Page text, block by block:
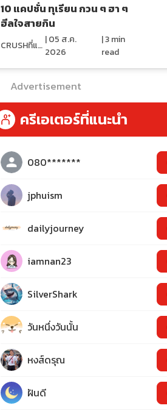
10 แคปชั่น ทุเรียน กวน ๆ ฮา ๆ
ฮีลใจสายกิน
CRUSHที่แปลว่าแอบชอบ |05 ส.ค.
2026
|3min
read
Advertisement
ครีเอเตอร์ที่แนะนำ
080*******
jphuism
dailyjourney
iamnan23
SilverShark
วันหนึ่งวันนั้น
หงส์ดรุณ
ฝันดี